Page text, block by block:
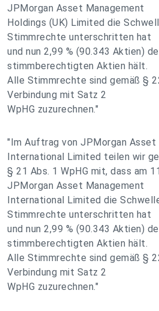
JPMorgan Asset Management
Holdings (UK) Limited die
Stimmrechte unterschritten hat
und nun 2,99 % (90.343 Aktien)
stimmberechtigten Aktien hält.
Alle Stimmrechte sind gemäß §
Verbindung mit Satz 2
WpHG zuzurechnen."
"Im Auftrag von JPMorgan Asset
International Limited teilen wir
§ 21 Abs. 1 WpHG mit, dass am
JPMorgan Asset Management
International Limited die
Stimmrechte unterschritten hat
und nun 2,99 % (90.343 Aktien)
stimmberechtigten Aktien hält.
Alle Stimmrechte sind gemäß §
Verbindung mit Satz 2
WpHG zuzurechnen."